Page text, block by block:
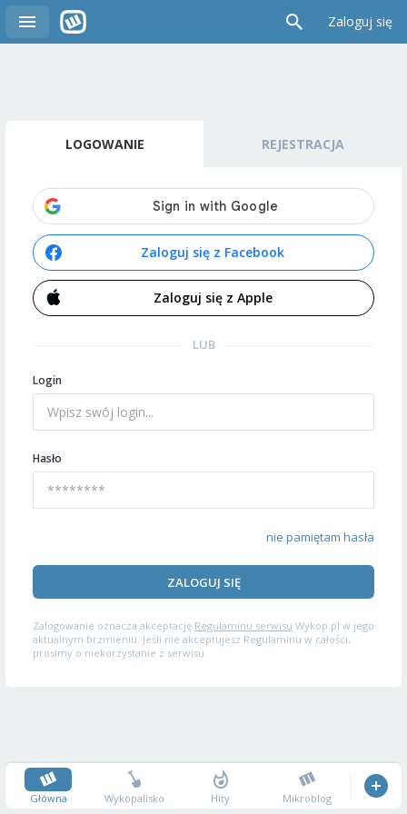
Zaloguj się
LOGOWANIE REJESTRACJA
Zaloguj się z Facebook
Zaloguj się z Apple
LUB
Login
Hasło
nie pamiętam hasła
ZALOGUJ SIĘ
Zalogowanie oznacza akceptację Regulaminu serwisu Wykop.pl w jego
aktualnym brzmieniu. Jeśli nie akceptujesz Regulaminu w całości,
prosimy o niekorzystanie z serwisu.
Główna Wykopalisko Hity Mikroblog